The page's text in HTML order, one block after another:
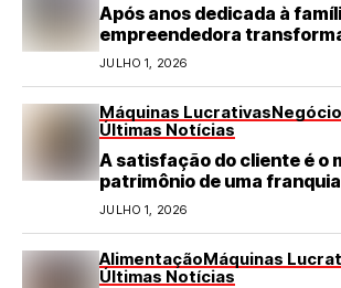
Após anos dedicada à
empreendedora
turismo em negócio de
JULHO 1, 2026
Máquinas Lucrativas
Últimas Notícias
A satisfação do cliente é o
patrimônio de uma franquia
JULHO 1, 2026
AlimentaçãoMáquinas
Últimas Notícias